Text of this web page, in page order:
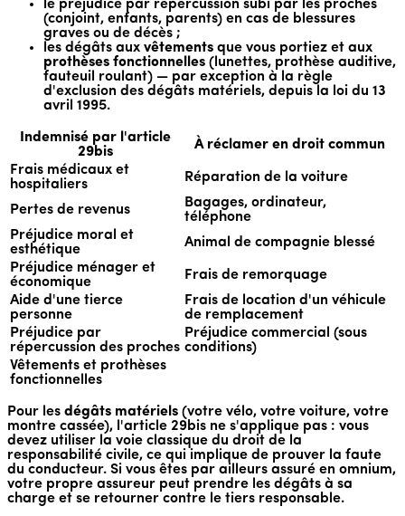
le préjudice par répercussion subi par les proches
(conjoint, enfants, parents) en cas de blessures
graves ou de décès ;
les dégâts aux vêtements que vous portiez et aux
prothèses fonctionnelles (lunettes, prothèse auditive,
fauteuil roulant) — par exception à la règle
d'exclusion des dégâts matériels, depuis la loi du 13
avril 1995.
Indemnisé par l'article
29bis
À réclamer en droit commun
Frais médicaux et
hospitaliers
Réparation de la voiture
Pertes de revenus
Bagages, ordinateur,
téléphone
Préjudice moral et
esthétique
Animal de compagnie blessé
Préjudice ménager et
économique
Frais de remorquage
Aide d'une tierce
personne
Frais de location d'un véhicule
de remplacement
Préjudice par
répercussion des proches
Préjudice commercial (sous
conditions)
Vêtements et prothèses
fonctionnelles
Pour les dégâts matériels (votre vélo, votre voiture, votre
montre cassée), l'article 29bis ne s'applique pas : vous
devez utiliser la voie classique du droit de la
responsabilité civile, ce qui implique de prouver la faute
du conducteur. Si vous êtes par ailleurs assuré en omnium,
votre propre assureur peut prendre les dégâts à sa
charge et se retourner contre le tiers responsable.